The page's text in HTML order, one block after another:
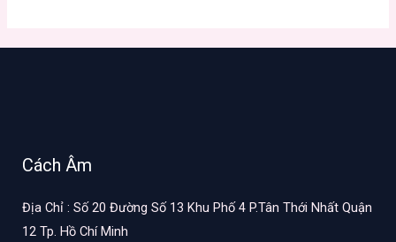
Cách Âm
Địa Chỉ : Số 20 Đường Số 13 Khu Phố 4 P.Tân Thới Nhất Quận
12 Tp. Hồ Chí Minh